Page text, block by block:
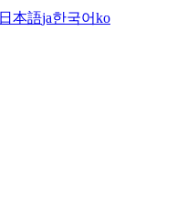
日本語ja한국어ko